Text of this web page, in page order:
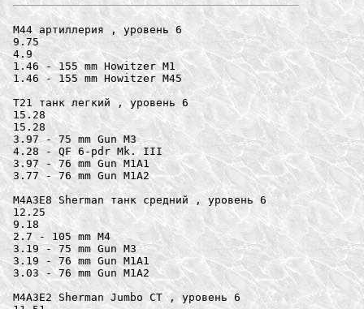
M44 артиллерия , уровень 6
9.75
4.9
1.46 - 155 mm Howitzer M1
1.46 - 155 mm Howitzer M45
T21 танк легкий , уровень 6
15.28
15.28
3.97 - 75 mm Gun M3
4.28 - QF 6-pdr Mk. III
3.97 - 76 mm Gun M1A1
3.77 - 76 mm Gun M1A2
M4A3E8 Sherman танк средний , уровень 6
12.25
9.18
2.7 - 105 mm M4
3.19 - 75 mm Gun M3
3.19 - 76 mm Gun M1A1
3.03 - 76 mm Gun M1A2
M4A3E2 Sherman Jumbo СТ , уровень 6